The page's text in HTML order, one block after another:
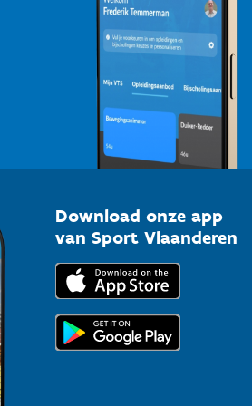
Download onze app
van Sport Vlaanderen